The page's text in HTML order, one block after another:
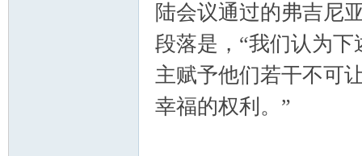
陆会议通过的弗吉尼
段落是，“我们认为
主赋予他们若干不可
幸福的权利。”